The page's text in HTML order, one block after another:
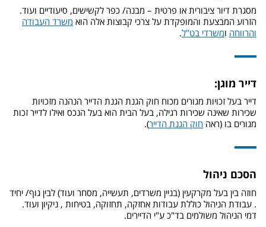
מסגרת דיור ציבורית או פרטית – מבנה/ כפר לקשישים, סיעודיים ועוד.
הזרוע המבצעת והמופקדת על צרכי קבוצות אלה הוא משרד העבודה
והרווחה ומשרדי בט"ל.
דייר מוגן:
דייר בעל זכויות מגורים מכוח חוק הגנת הגנת הדייר הנהנה מזכויות
שכירות שאינה שכירות רגילה, בעל הבית הוא בעל הנכס ואילו לדייר זכות
מגורים בו (ראה חוק הגנת הדייר).
הסכם ניהול
חוזה בין בעל מקרקעין (בניין משרדים, תעשייה, מסחר ועוד) לבין גוף/ יחיד
. עבודת הניהול כוללת עבודות אחזקה, תחזוקה, בטיחות , ניקיון ועוד.
דמי הניהול משולמים בד"כ ע"י הדיירים.